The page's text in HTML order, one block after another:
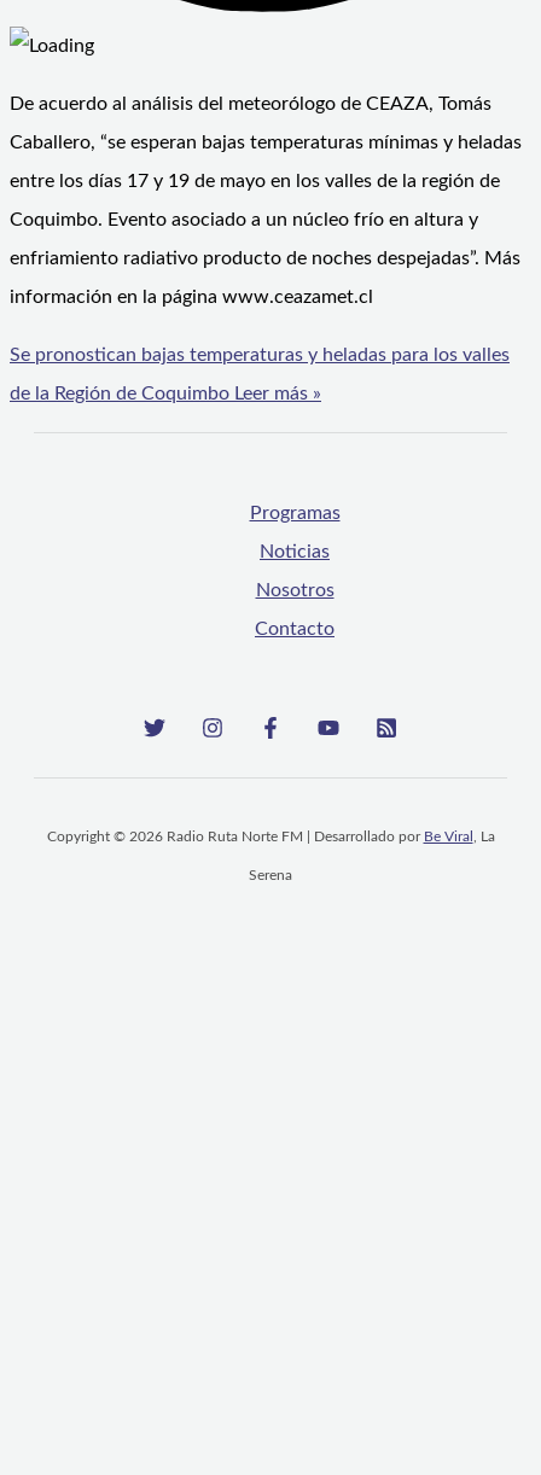
De acuerdo al análisis del meteorólogo de CEAZA, Tomás
Caballero, “se esperan bajas temperaturas mínimas y heladas
entre los días 17 y 19 de mayo en los valles de la región de
Coquimbo. Evento asociado a un núcleo frío en altura y
enfriamiento radiativo producto de noches despejadas”. Más
información en la página www.ceazamet.cl
Se pronostican bajas temperaturas y heladas para los valles
de la Región de Coquimbo Leer más »
Programas
Noticias
Nosotros
Contacto
Copyright © 2026 Radio Ruta Norte FM | Desarrollado por Be Viral , La
Serena